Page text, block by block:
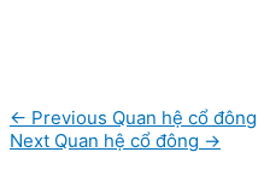
Post
navigation
← Previous Quan hệ cổ đông
Next Quan hệ cổ đông →